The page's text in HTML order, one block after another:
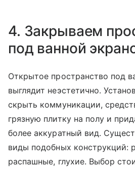
4. Закрываем
под ванной
Открытое пространство под
выглядит неэстетично.
скрыть коммуникации,
грязную плитку на полу и
более аккуратный вид.
виды подобных конструкций:
распашные, глухие. Выбор